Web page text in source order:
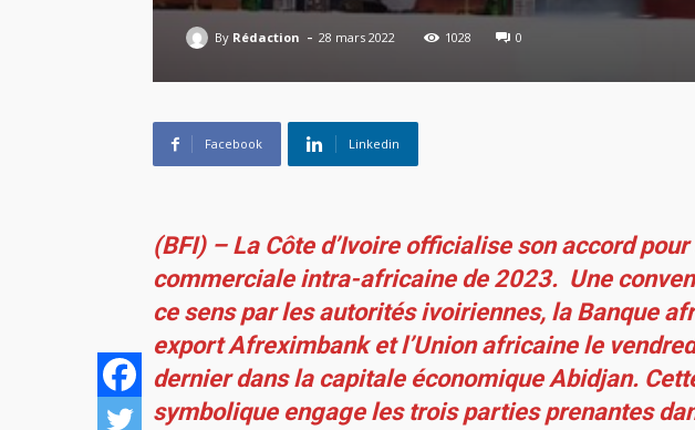
By Rédaction - 28 mars 2022 1028 0
Facebook Linkedin
(BFI) – La Côte d’Ivoire officialise son accord
commerciale intra-africaine de 2023. Une
ce sens par les autorités ivoiriennes, la Banque
export Afreximbank et l’Union africaine le
dernier dans la capitale économique Abidjan.
symbolique engage les trois parties prenantes